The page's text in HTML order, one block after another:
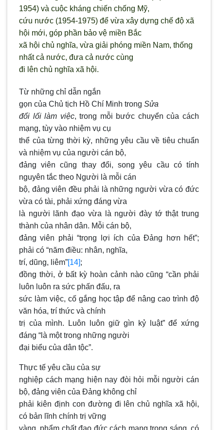
1954) và cuộc kháng chiến chống Mỹ,
cứu nước (1954-1975) để vừa xây dựng chế độ xã
hội mới, góp phần bảo vệ miền Bắc
xã hội chủ nghĩa, vừa giải phóng miền Nam, thống
nhất cả nước, đưa cả nước cùng
đi lên chủ nghĩa xã hội.
Từ những chỉ dẫn ngắn
gọn của Chủ tịch Hồ Chí Minh trong Sửa
đổi lối làm việc, trong mỗi bước chuyển của cách
mạng, tùy vào nhiệm vụ cụ
thể của từng thời kỳ, những yêu cầu về tiêu chuẩn
và nhiệm vụ của người cán bộ,
đảng viên cũng thay đổi, song yêu cầu có tính
nguyên tắc theo Người là mỗi cán
bộ, đảng viên đều phải là những người vừa có đức
vừa có tài, phải xứng đáng vừa
là người lãnh đạo vừa là người đày tớ thật trung
thành của nhân dân. Mỗi cán bộ,
đảng viên phải “trọng lợi ích của Đảng hơn hết”;
phải có “năm điều: nhân, nghĩa,
trí, dũng, liêm”[14];
đồng thời, ở bất kỳ hoàn cảnh nào cũng “cần phải
luôn luôn ra sức phấn đấu, ra
sức làm việc, cố gắng học tập để nâng cao trình độ
văn hóa, trí thức và chính
trị của mình. Luôn luôn giữ gìn kỷ luật” để xứng
đáng “là một trong những người
đại biểu của dân tộc”.
Thực tế yêu cầu của sự
nghiệp cách mạng hiện nay đòi hỏi mỗi người cán
bộ, đảng viên của Đảng không chỉ
phải kiên định con đường đi lên chủ nghĩa xã hội,
có bản lĩnh chính trị vững
vàng, phẩm chất đạo đức cách mạng trong sáng, có